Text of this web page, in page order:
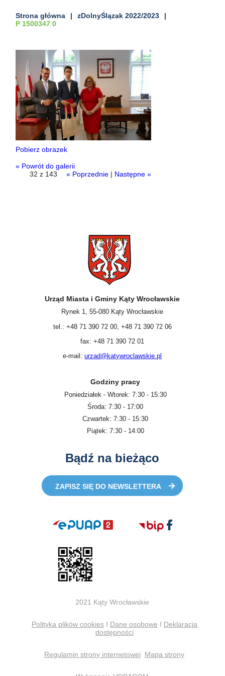
Strona główna
zDolnyŚlązak 2022/2023
P 1500347 0
Pobierz obrazek
« Powrót do galerii
32 z 143
« Poprzednie | Następne »
Urząd Miasta i Gminy Kąty Wrocławskie
Rynek 1, 55-080 Kąty Wrocławskie
tel.: +48 71 390 72 00, +48 71 390 72 06
fax: +48 71 390 72 01
e-mail:urzad@katywroclawskie.pl
Godziny pracy
Poniedziałek - Wtorek: 7:30 - 15:30
Środa: 7:30 - 17:00
Czwartek: 7:30 - 15:30
Piątek: 7:30 - 14:00
Bądź na bieżąco
ZAPISZ SIĘ DO NEWSLETTERA
2021 Kąty Wrocławskie
Polityka plików cookiesI Dane osobowe I Deklaracja
dostępności
Regulamin strony internetowej Mapa strony